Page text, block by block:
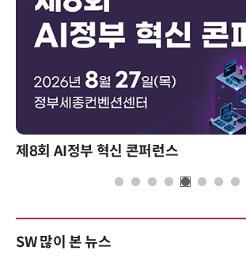
제8회 AI정부 혁신 콘퍼런스
SW 많이 본 뉴스